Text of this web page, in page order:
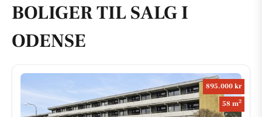
BOLIGER TIL SALG I
ODENSE
895.000 kr
58 m2